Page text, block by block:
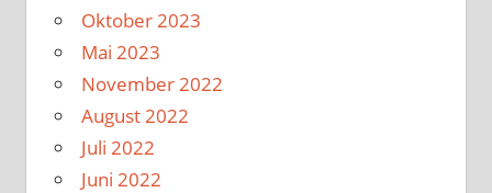
Oktober 2023
Mai 2023
November 2022
August 2022
Juli 2022
Juni 2022